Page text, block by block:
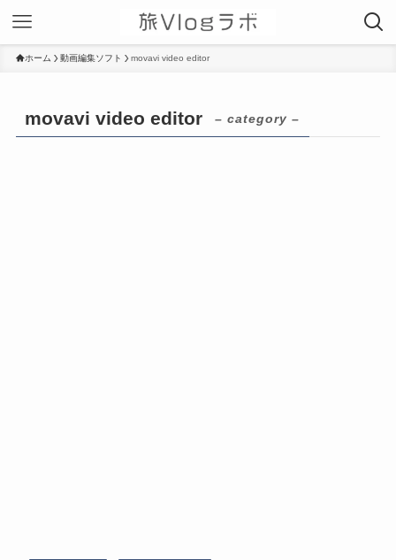
ホーム 動画編集ソフト movavi video editor
movavi video editor – category –